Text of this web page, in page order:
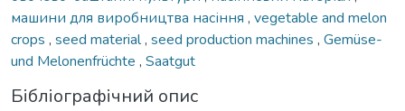
машини для виробництва насіння , vegetable and melon
crops , seed material, seed production machines , Gemüse-
und Melonenfrüchte , Saatgut
Бібліографічний опис